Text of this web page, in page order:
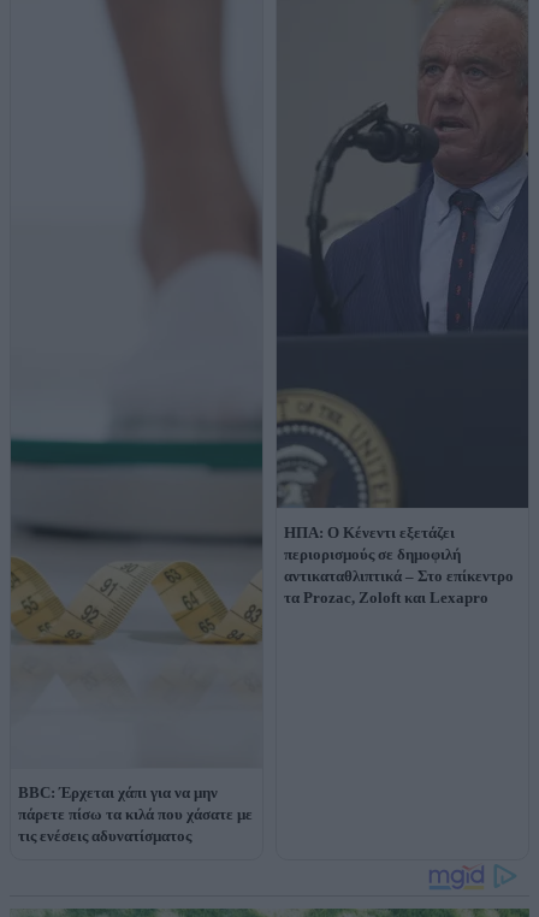
BBC: Έρχεται χάπι για να μην
πάρετε πίσω τα κιλά που χάσατε με
τις ενέσεις αδυνατίσματος
ΗΠΑ: O Κένεντι εξετάζει
περιορισμούς σε δημοφιλή
αντικαταθλιπτικά – Στο επίκεντρο
τα Prozac, Zoloft και Lexapro